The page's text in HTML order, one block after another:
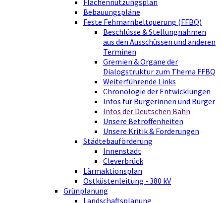
Bebauungspläne
Feste Fehmarnbeltquerung (FFBQ)
Beschlüsse & Stellungnahmen
aus den Ausschüssen und anderen
Terminen
Gremien & Organe der
Dialogstruktur zum Thema FFBQ
Weiterführende Links
Chronologie der Entwicklungen
Infos für Bürgerinnen und Bürger
Infos der Deutschen Bahn
Unsere Betroffenheiten
Unsere Kritik & Forderungen
Städtebauförderung
Innenstadt
Cleverbrück
Lärmaktionsplan
Ostküstenleitung - 380 kV
Grünplanung
Landschaftsplanung